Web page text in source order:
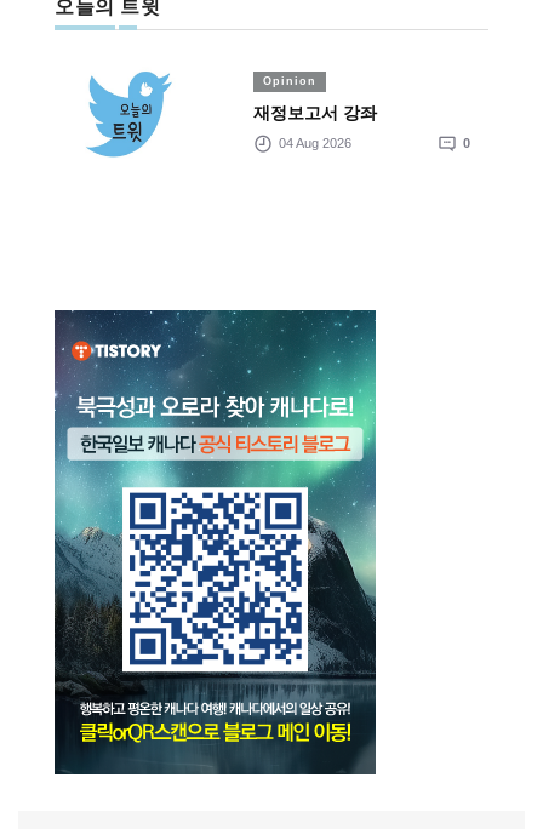
오늘의 트윗
Opinion
재정보고서 강좌
04 Aug 2026 0